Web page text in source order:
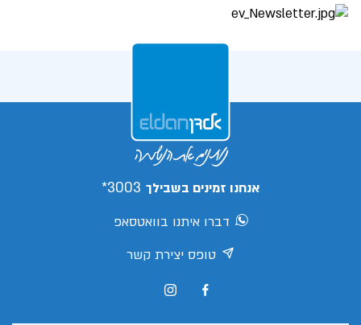
אנחנו זמינים בשבילך 3003*
דברו איתנו בוואטסאפ
טופס יצירת קשר